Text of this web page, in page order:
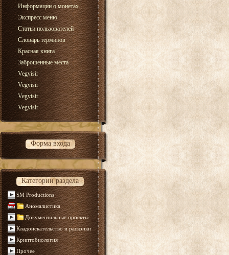
Информации о монетах
Экспресс меню
Статьи пользователей
Словарь терминов
Красная книга
Заброшенные места
Vegvisir
Vegvisir
Vegvisir
Vegvisir
Форма входа
Категории раздела
SM Productions
Аномалистика
Документальные проекты
Кладоискательство и раскопки
Криптобиология
Прочее